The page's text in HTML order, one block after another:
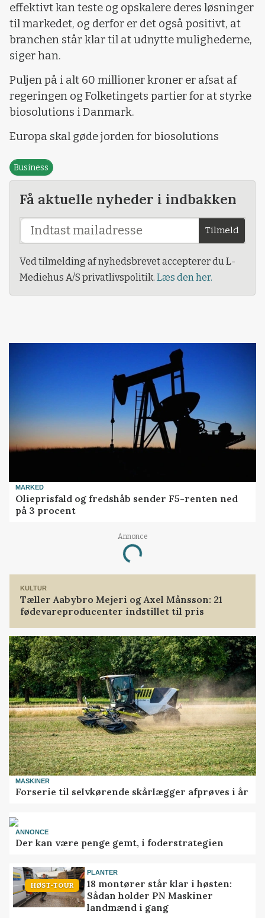
effektivt kan teste og opskalere deres løsninger
til markedet, og derfor er det også positivt, at
branchen står klar til at udnytte mulighederne,
siger han.
Puljen på i alt 60 millioner kroner er afsat af
regeringen og Folketingets partier for at styrke
biosolutions i Danmark.
Europa skal gøde jorden for biosolutions
Business
Få aktuelle nyheder i indbakken
Tilmeld
Ved tilmelding af nyhedsbrevet accepterer du L-
Mediehus A/S privatlivspolitik. Læs den her.
MARKED
Olieprisfald og fredshåb sender F5-renten ned
på 3 procent
Annonce
Loading...
KULTUR
Tæller Aabybro Mejeri og Axel Månsson: 21
fødevareproducenter indstillet til pris
MASKINER
Forserie til selvkørende skårlægger afprøves i år
ANNONCE
Der kan være penge gemt, i foderstrategien
HØST-TOUR
PLANTER
18 montører står klar i høsten:
Sådan holder PN Maskiner
landmænd i gang